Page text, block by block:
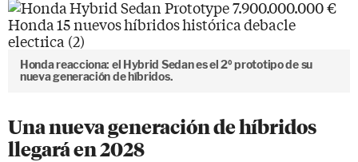
Honda reacciona: el Hybrid Sedan es el 2º prototipo de su
nueva generación de híbridos.
Una nueva generación de híbridos
llegará en 2028